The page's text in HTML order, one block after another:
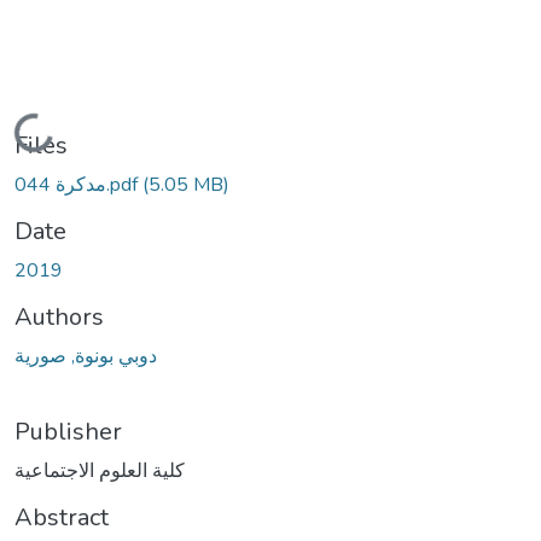
Loading...
Files
مدكرة 044.pdf(5.05 MB)
Date
2019
Authors
دوبي بونوة, صورية
Publisher
كلية العلوم الاجتماعية
Abstract